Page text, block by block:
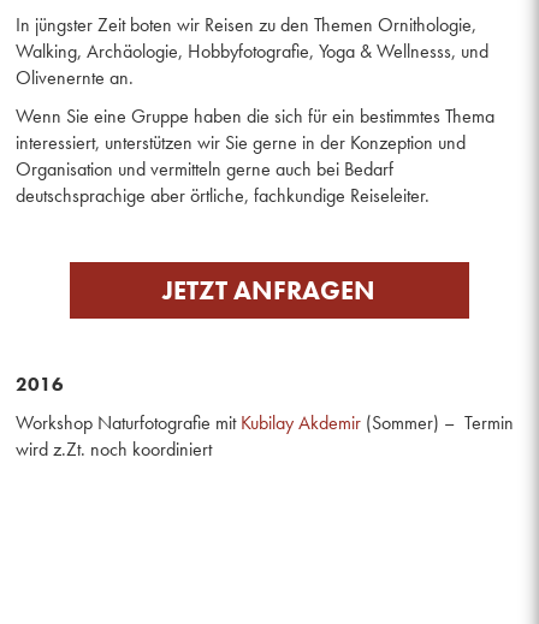
In jüngster Zeit boten wir Reisen zu den Themen Ornithologie,
Walking, Archäologie, Hobbyfotografie, Yoga & Wellnesss, und
Olivenernte an.
Wenn Sie eine Gruppe haben die sich für ein bestimmtes Thema
interessiert, unterstützen wir Sie gerne in der Konzeption und
Organisation und vermitteln gerne auch bei Bedarf
deutschsprachige aber örtliche, fachkundige Reiseleiter.
JETZT ANFRAGEN
2016
Workshop Naturfotografie mitKubilay Akdemir (Sommer) – Termin
wird z.Zt. noch koordiniert